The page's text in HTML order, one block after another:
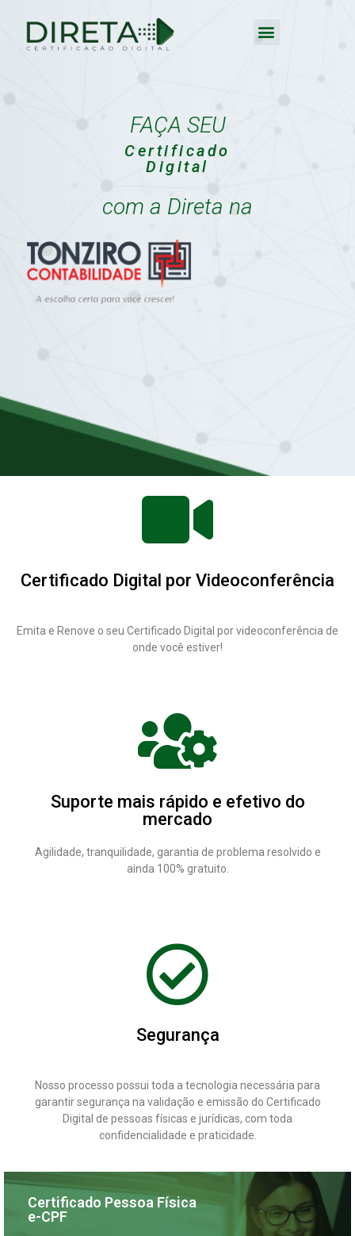
FAÇA SEU
Certificado
Digital
com a Direta na
Certificado Digital por Videoconferência
Emita e Renove o seu Certificado Digital por videoconferência de
onde você estiver!
Suporte mais rápido e efetivo do
mercado
Agilidade, tranquilidade, garantia de problema resolvido e
ainda 100% gratuito.
Segurança
Nosso processo possui toda a tecnologia necessária para
garantir segurança na validação e emissão do Certificado
Digital de pessoas físicas e jurídicas, com toda
confidencialidade e praticidade.
Certificado Pessoa Física
e-CPF